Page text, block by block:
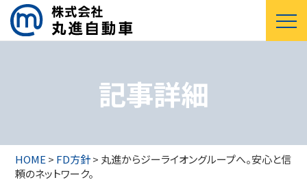
記事詳細
HOME> FD方針> 丸進からジーライオングループへ。安心と信
頼のネットワーク。